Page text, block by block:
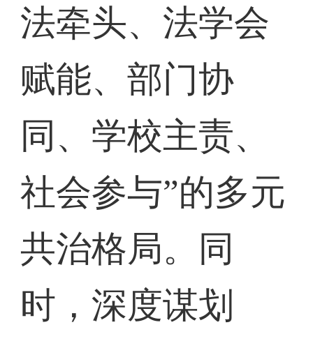
法牵头、法学会
赋能、部门协
同、学校主责、
社会参与”的多元
共治格局。同
时，深度谋划